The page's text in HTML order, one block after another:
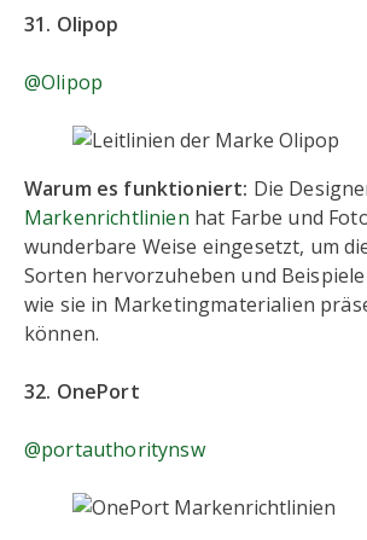
31. Olipop
@Olipop
Warum es funktioniert: Die
Markenrichtlinien hat Farbe und
wunderbare Weise eingesetzt, um
Sorten hervorzuheben und
wie sie in Marketingmaterialien
können.
32. OnePort
@portauthoritynsw